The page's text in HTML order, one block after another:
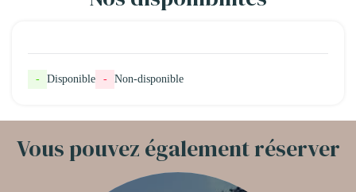
- Disponible - Non-disponible
Vous pouvez également réserver